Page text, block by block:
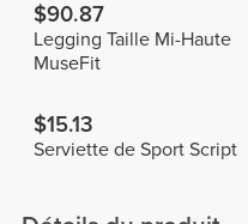
$90.87
Legging Taille Mi-Haute
MuseFit
$15.13
Serviette de Sport Script